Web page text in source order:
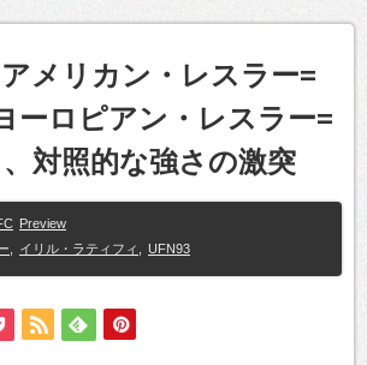
アメリカン・レスラー=
ーロピアン・レスラー=
対照的な強さの激突
Preview
イリル・ラティフィ UFN93